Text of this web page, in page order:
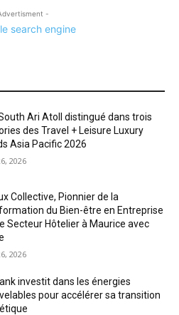
-
Ari Atoll distingué dans trois
des Travel + Leisure Luxury
Asia Pacific 2026
2026
Collective, Pionnier de la
du Bien-être en Entreprise
Secteur Hôtelier à Maurice avec
2026
investit dans les énergies
pour accélérer sa transition